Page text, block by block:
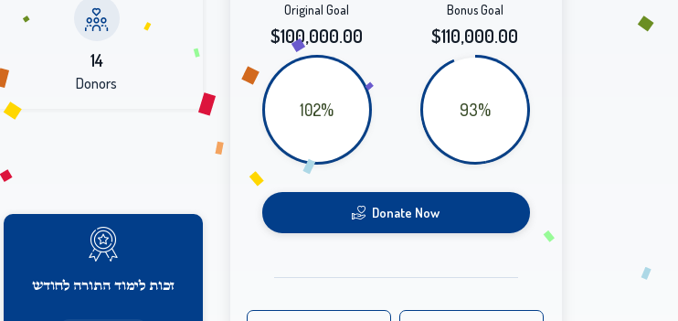
14
Donors
זכות לימוד התורה לחודש
Bonus Goal
$110,000.00
93%
Original Goal
$100,000.00
102%
Donate Now